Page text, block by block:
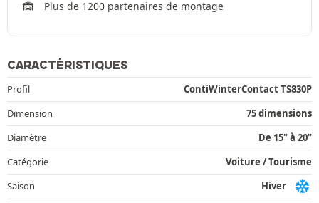
Plus de 1200 partenaires de montage
CARACTÉRISTIQUES
Profil
ContiWinterContact TS830P
Dimension
75 dimensions
Diamètre
De 15" à 20"
Catégorie
Voiture / Tourisme
Saison
Hiver